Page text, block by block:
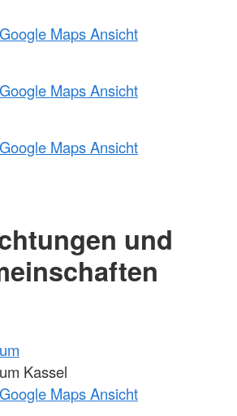
Maps Ansicht
Maps Ansicht
Maps Ansicht
und
Kassel
Maps Ansicht